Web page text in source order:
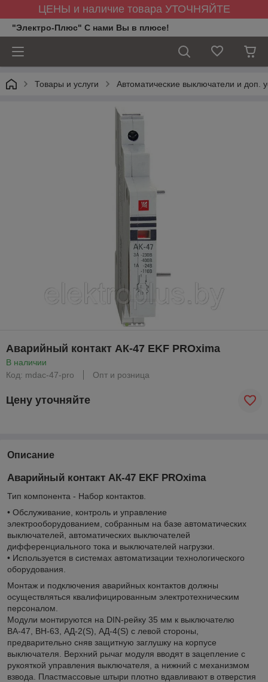
ЦЕНЫ и наличие товара УТОЧНЯЙТЕ
"Электро-Плюс" С нами Вы в плюсе!
Товары и услуги Автоматические выключатели и доп.
Аварийный контакт АК-47 EKF PROxima
В наличии
Код: mdac-47-pro
Опт и розница
Цену уточняйте
Описание
Аварийный контакт АК-47 EKF PROxima
Тип компонента - Набор контактов.
• Обслуживание, контроль и управление
электрооборудованием, собранным на базе автоматических
выключателей, автоматических выключателей
дифференциального тока и выключателей нагрузки.
• Используется в системах автоматизации технологического
оборудования.
Монтаж и подключения аварийных контактов должны
осуществляться квалифицированным электротехническим
персоналом.
Модули монтируются на DIN-рейку 35 мм к выключателю
ВА-47, ВН-63, АД-2(S), АД-4(S) с левой стороны,
предварительно сняв защитную заглушку на корпусе
выключателя. Верхний рычаг модуля вводят в зацепление с
рукояткой управления выключателя, а нижний с механизмом
взвода. Пластмассовые штыри плотно вдавливают в отверстия